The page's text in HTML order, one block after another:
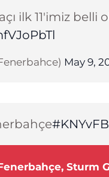
ilk 11'imiz belli
May 9,
#KNYvFB
Sturm